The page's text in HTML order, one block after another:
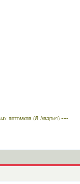
потомков (Д.Авария) ---